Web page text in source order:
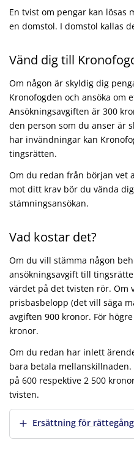
En tvist om pengar kan lösas
en domstol. I domstol kallas
Vänd dig till
Om någon är skyldig dig
Kronofogden och ansöka om
Ansökningsavgiften är 300
den person som du anser är
har invändningar kan
tingsrätten.
Om du redan från början vet
mot ditt krav bör du vända
stämningsansökan.
Vad kostar det?
Om du vill stämma någon
ansökningsavgift till
värdet på det tvisten rör. Om
prisbasbelopp (det vill säga
avgiften 900 kronor. För
kronor.
Om du redan har inlett
bara betala
på 600 respektive 2 500
tvisten.
Visa merErsättning för